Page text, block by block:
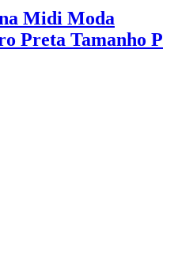
Midi Moda
Preta Tamanho P